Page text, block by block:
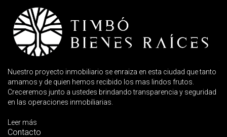
Nuestro proyecto inmobiliario se enraiza en esta ciudad que tanto
amamos y de quien hemos recibido los mas lindos frutos.
Creceremos junto a ustedes brindando transparencia y seguridad
en las operaciones inmobiliarias.
Leer más
Contacto